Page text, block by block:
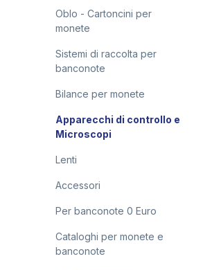
Oblo - Cartoncini per
monete
Sistemi di raccolta per
banconote
Bilance per monete
Apparecchi di controllo e
Microscopi
Lenti
Accessori
Per banconote 0 Euro
Cataloghi per monete e
banconote